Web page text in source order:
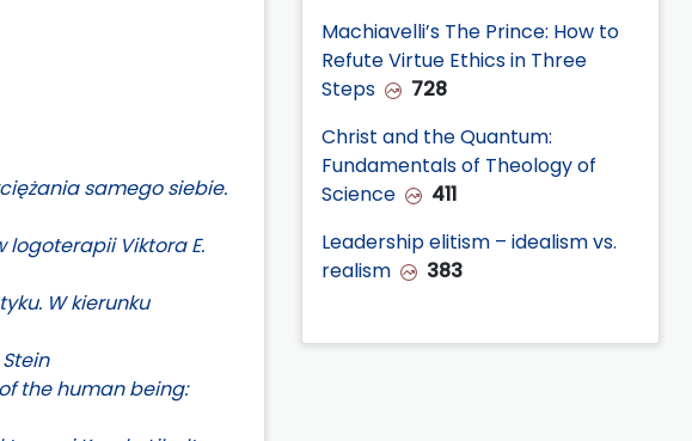
samego siebie.
logoterapii Viktora E.
W kierunku
the human being:
Machiavelli’s The Prince: How to
Refute Virtue Ethics in Three
Steps
728
Christ and the Quantum:
Fundamentals of Theology of
Science
411
Leadership elitism – idealism vs.
realism
383